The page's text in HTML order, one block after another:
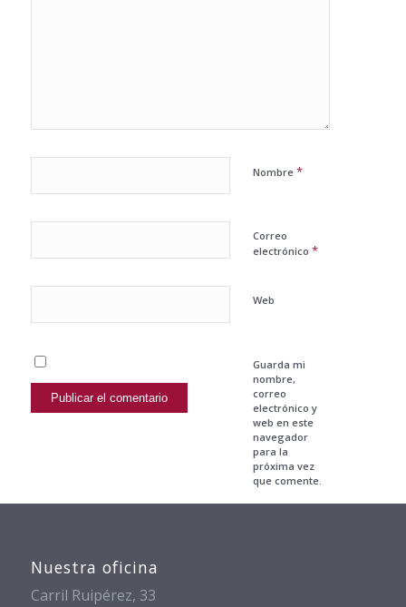
Nombre *
Correo
electrónico *
Web
Guarda mi
nombre,
correo
electrónico y
web en este
navegador
para la
próxima vez
que comente.
Nuestra oficina
Carril Ruipérez, 33